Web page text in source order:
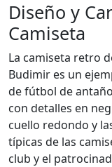
Diseño y
Camiseta
La camiseta retro
Budimir es un
de fútbol de
con detalles en
cuello redondo y
típicas de las
club y el